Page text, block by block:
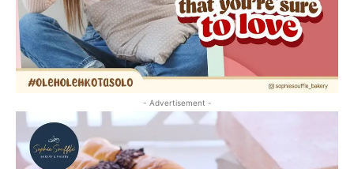
- Advertisement -